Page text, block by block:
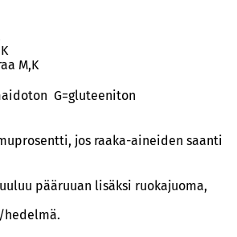
M,K
G=gluteeniton
jos raaka-aineiden saanti
pääruuan lisäksi ruokajuoma,